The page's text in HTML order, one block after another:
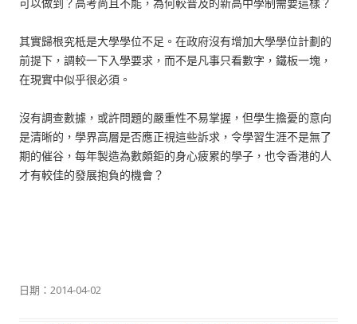
其實歸根究柢是大學學位不足。在政府沒有增加大學學位計劃的
前提下，調較一下入學要求，而不是凡事只看數字，鐵板一塊，
在現實中似乎很必須。
沒有調查數據，或許問題的嚴重性不易掌握，但學生擔憂的意向
是清晰的，學界高層是否應正視這些訴求，令學習生涯不是無了
期的催谷，每年製造為數頗鉅的身心疲累的學子，也令香港的人
才有較佳的發展抱負的機會？
日期： 2014-04-02